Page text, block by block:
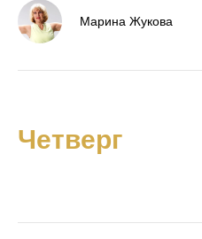
Марина Жукова
Четверг